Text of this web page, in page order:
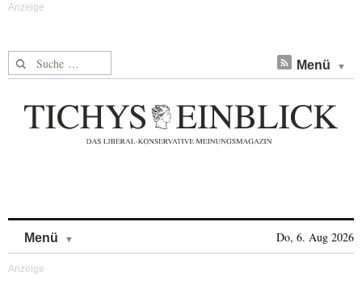
Suche nach: Menü
Menü Do, 6. Aug 2026